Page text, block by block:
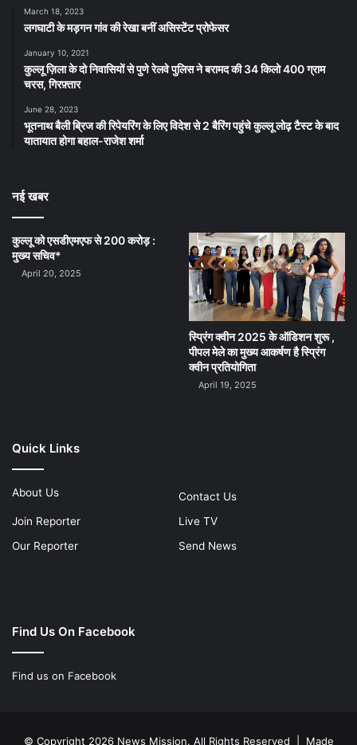
March 18, 2023
लगघाटी के मड़गन गांव की रेखा बनीं असिस्टेंट प्रोफेसर
January 10, 2021
कुल्लू ज़िला के दो निवासियों से पुणे रेलवे पुलिस ने बरामद की 34 किलो 400 ग्राम
चरस, गिरफ़्तार
June 28, 2023
भूतनाथ बैली ब्रिज की रिपेयरिंग के लिए विदेश से 2 बैरिंग पहुंचे कुल्लू लोढ़ टैस्ट के बाद
यातायात होगा बहाल-राजेश शर्मा
नई खबर
कुल्लू को एसडीएमएफ से 200 करोड़ :
मुख्य सचिव*
April 20, 2025
स्प्रिंग क्वीन 2025 के ऑडिशन शुरू ,
पीपल मेले का मुख्य आकर्षण है स्प्रिंग
क्वीन प्रतियोगिता
April 19, 2025
Quick Links
About Us
Contact Us
Join Reporter
Live TV
Our Reporter
Send News
Find Us On Facebook
Find us on Facebook
© Copyright 2026 News Mission. All Rights Reserved | Made